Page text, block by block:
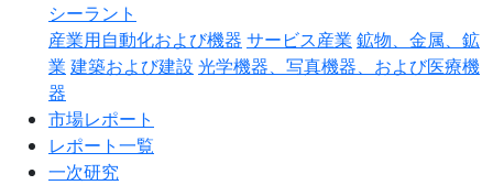
シーラント
産業用自動化および機器 サービス産業 鉱物、金属、鉱
業 建築および建設 光学機器、写真機器、および医療機
器
市場レポート
レポート一覧
一次研究